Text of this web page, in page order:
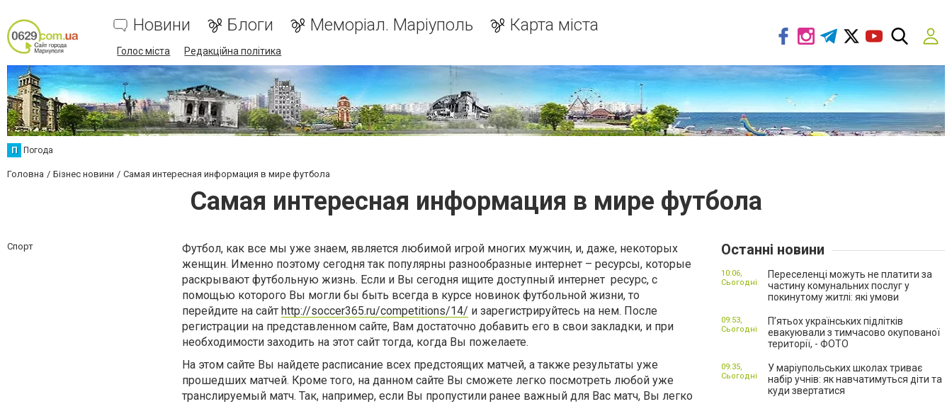
Новини Блоги Меморіал. Маріуполь Карта міста
Голос міста Редакційна політика
П Погода
Головна Бізнес новини Самая интересная информация в мире футбола
Самая интересная информация в мире футбола
Спорт
Футбол, как все мы уже знаем, является любимой игрой многих мужчин, и, даже, некоторых
женщин. Именно поэтому сегодня так популярны разнообразные интернет – ресурсы, которые
раскрывают футбольную жизнь. Если и Вы сегодня ищите доступный интернет ресурс, с
помощью которого Вы могли бы быть всегда в курсе новинок футбольной жизни, то
перейдите на сайт http://soccer365.ru/competitions/14/ и зарегистрируйтесь на нем. После
регистрации на представленном сайте, Вам достаточно добавить его в свои закладки, и при
необходимости заходить на этот сайт тогда, когда Вы пожелаете.
На этом сайте Вы найдете расписание всех предстоящих матчей, а также результаты уже
прошедших матчей. Кроме того, на данном сайте Вы сможете легко посмотреть любой уже
транслируемый матч. Так, например, если Вы пропустили ранее важный для Вас матч, Вы легко
Останні новини
Переселенці можуть не платити за
частину комунальних послуг у
покинутому житлі: які умови
10:06,
Сьогодні
П’ятьох українських підлітків
евакуювали з тимчасово окупованої
території, - ФОТО
09:53,
Сьогодні
У маріупольських школах триває
набір учнів: як навчатимуться діти та
куди звертатися
09:35,
Сьогодні